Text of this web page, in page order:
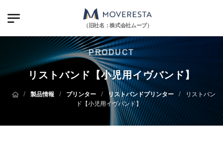
（旧社名：株式会社ムーブ）
PRODUCT
リストバンド【小児用イヴバンド】
/ 製品情報 / プリンター / リストバンドプリンター /
リストバン
ド【小児用イヴバンド】